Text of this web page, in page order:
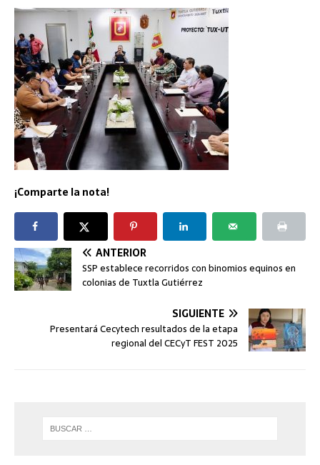
¡Comparte la nota!
ANTERIOR
SSP establece recorridos con binomios equinos en
colonias de Tuxtla Gutiérrez
SIGUIENTE
Presentará Cecytech resultados de la etapa
regional del CECyT FEST 2025